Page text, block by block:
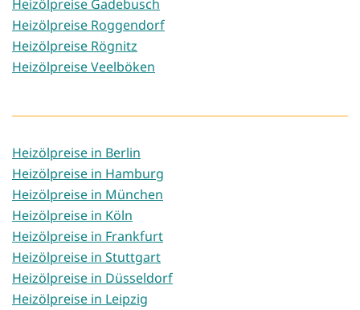
Heizölpreise Gadebusch
Heizölpreise Roggendorf
Heizölpreise Rögnitz
Heizölpreise Veelböken
Heizölpreise in Berlin
Heizölpreise in Hamburg
Heizölpreise in München
Heizölpreise in Köln
Heizölpreise in Frankfurt
Heizölpreise in Stuttgart
Heizölpreise in Düsseldorf
Heizölpreise in Leipzig